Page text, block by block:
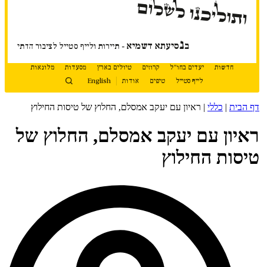
ותוליכנו לשלום
בנסיעתא דשמיא - תיירות ולייף סטייל לציבור הדתי
חדשות יעדים בחו"ל קרוזים טיולים בארץ מסעדות
מלונאות
לייף סטייל
טיפים אודות English
דף הבית | כללי | ראיון עם יעקב אמסלם, החלוץ של טיסות החילוץ
ראיון עם יעקב אמסלם, החלוץ של
טיסות החילוץ